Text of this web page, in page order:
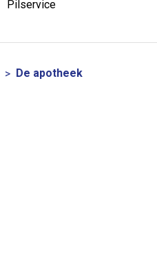
Pilservice
De apotheek